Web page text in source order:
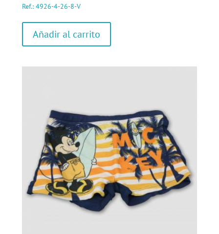
Ref.: 4926-4-26-8-V
Añadir al carrito